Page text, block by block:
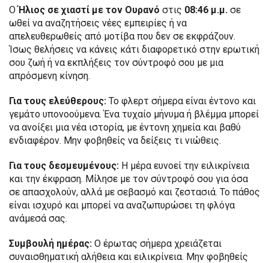
ΟΉλιος σε χιαστί με τον Ουρανό στις 08:46 μ.μ. σε
ωθεί να αναζητήσεις νέες εμπειρίες ή να
απελευθερωθείς από μοτίβα που δεν σε εκφράζουν.
Ίσως θελήσεις να κάνεις κάτι διαφορετικό στην ερωτική
σου ζωή ή να εκπλήξεις τον σύντροφό σου με μια
απρόσμενη κίνηση.
Για τους ελεύθερους: Το φλερτ σήμερα είναι έντονο και
γεμάτο υπονοούμενα. Ένα τυχαίο μήνυμα ή βλέμμα μπορεί
να ανοίξει μια νέα ιστορία, με έντονη χημεία και βαθύ
ενδιαφέρον. Μην φοβηθείς να δείξεις τι νιώθεις.
Για τους δεσμευμένους: Η μέρα ευνοεί την ειλικρίνεια
και την έκφραση. Μίλησε με τον σύντροφό σου για όσα
σε απασχολούν, αλλά με σεβασμό και ζεστασιά. Το πάθος
είναι ισχυρό και μπορεί να αναζωπυρώσει τη φλόγα
ανάμεσά σας.
Συμβουλή ημέρας: Ο έρωτας σήμερα χρειάζεται
συναισθηματική αλήθεια και ειλικρίνεια. Μην φοβηθείς